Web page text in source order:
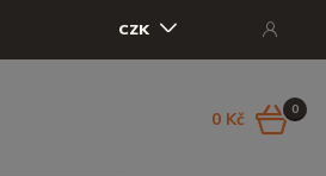
CZK
0
0 Kč